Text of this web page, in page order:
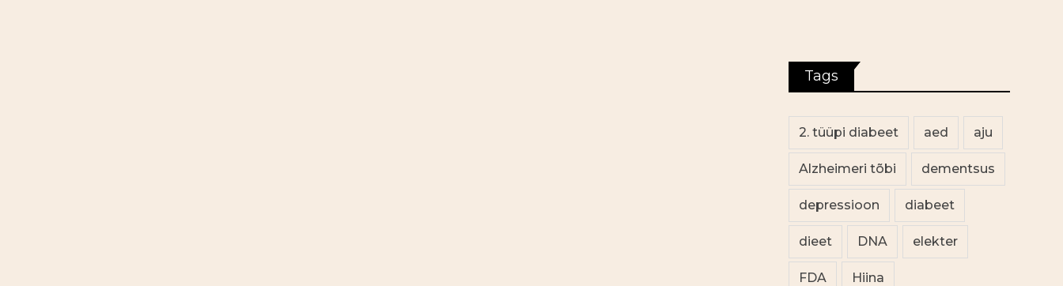
Tags
2. tüüpi diabeet aed aju
Alzheimeri tõbi dementsus
depressioon diabeet
dieet DNA elekter
FDA Hiina